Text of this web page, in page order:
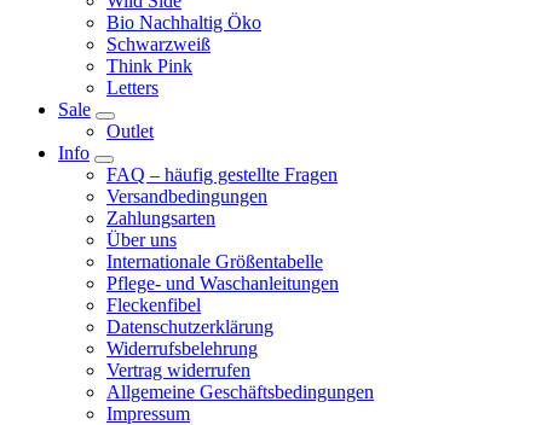
Bio Nachhaltig Öko
Schwarzweiß
Think Pink
Letters
Sale
Outlet
Info
FAQ – häufig gestellte Fragen
Versandbedingungen
Zahlungsarten
Über uns
Internationale Größentabelle
Pflege- und Waschanleitungen
Fleckenfibel
Datenschutzerklärung
Widerrufsbelehrung
Vertrag widerrufen
Allgemeine Geschäftsbedingungen
Impressum